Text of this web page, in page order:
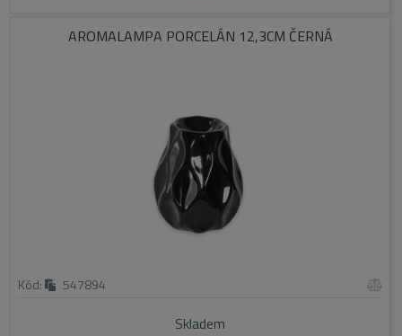
AROMALAMPA PORCELÁN 12,3CM ČERNÁ
Kód: 547894
Skladem